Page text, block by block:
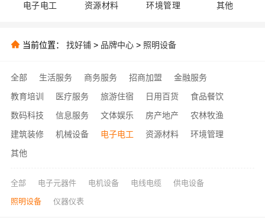
电子电工 资源材料 环境管理 其他
当前位置： 找好铺 > 品牌中心 > 照明设备
全部 生活服务 商务服务 招商加盟
金融服务
教育培训
医疗服务 旅游住宿 日用百货
食品餐饮
数码科技
信息服务 文体娱乐 房产地产
农林牧渔
建筑装修
机械设备 电子电工 资源材料
环境管理
其他
全部 电子元器件 电机设备 电线电缆 供电设备
照明设备 仪器仪表